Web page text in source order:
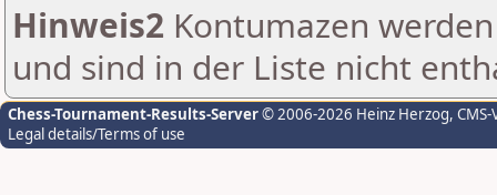
Hinweis2 Kontumazen
und sind in der Liste nicht
Chess-Tournament-Results-Server© 2006-2026 Heinz Herzog,
Legal details/Terms of use